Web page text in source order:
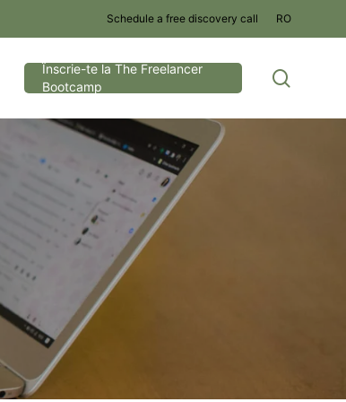
Schedule a free discovery call RO
Înscrie-te la The Freelancer
Bootcamp